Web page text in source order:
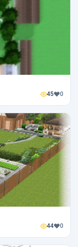
45 0
44 0